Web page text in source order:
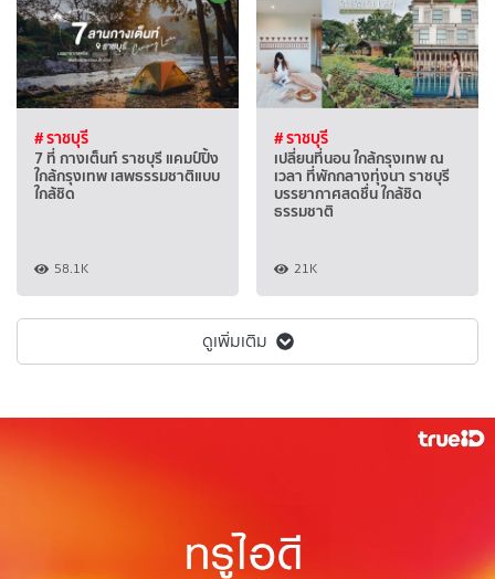
# ราชบุรี
7 ที่ กางเต็นท์ ราชบุรี แคมป์ปิ้ง
ใกล้กรุงเทพ เสพธรรมชาติแบบ
ใกล้ชิด
58.1K
# ราชบุรี
เปลี่ยนที่นอน ใกล้กรุงเทพ ณ
เวลา ที่พักกลางทุ่งนา ราชบุรี
บรรยากาศสดชื่น ใกล้ชิด
ธรรมชาติ
21K
ดูเพิ่มเติม